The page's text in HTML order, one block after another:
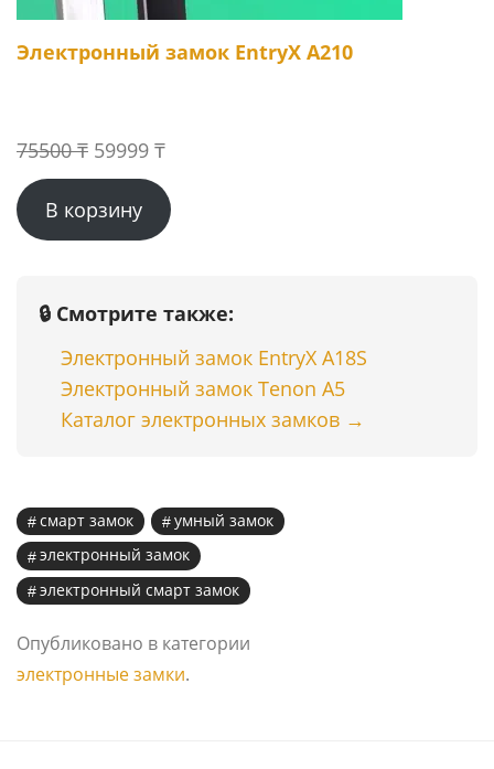
Электронный замок EntryX A210
75500₸ Первоначальная
цена
составляла
75500 ₸.
59999 ₸Текущая
59999 ₸.
В корзину
🔒 Смотрите также:
Электронный замок EntryX A18S
Электронный замок Tenon A5
Каталог электронных замков →
смарт замок
умный замок
электронный замок
электронный смарт замок
Опубликовано в категории
электронные замки.